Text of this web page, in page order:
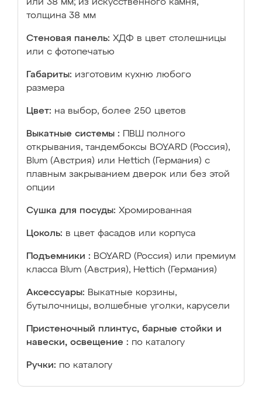
или 38 мм; из искусственного камня,
толщина 38 мм
Стеновая панель: ХДФ в цвет столешницы
или с фотопечатью
Габариты: изготовим кухню любого
размера
Цвет: на выбор, более 250 цветов
Выкатные системы :
ПВШ полного
открывания, тандембоксы BOYARD (Россия),
Blum (Австрия) или Hettich (Германия) с
плавным закрыванием дверок или без этой
опции
Сушка для посуды: Хромированная
Цоколь: в цвет фасадов или корпуса
Подъемники : BOYARD (Россия) или премиум
класса Blum (Австрия), Hettich (Германия)
Аксессуары: Выкатные корзины,
бутылочницы, волшебные уголки, карусели
Пристеночный плинтус, барные стойки и
навески, освещение : по каталогу
Ручки: по каталогу